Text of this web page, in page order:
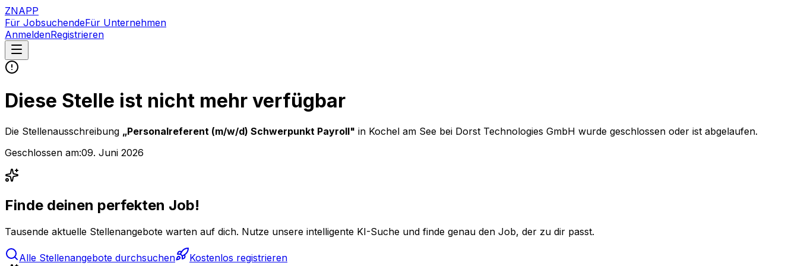
ZNAPP
Für JobsuchendeFür Unternehmen
AnmeldenRegistrieren
Diese Stelle ist nicht mehr verfügbar
Die Stellenausschreibung „Personalreferent (m/w/d) Schwerpunkt Payroll" in Kochel am See bei Dorst Technologies GmbH wurde geschlossen oder ist abgelaufen.
Geschlossen am:09. Juni 2026
Finde deinen perfekten Job!
Tausende aktuelle Stellenangebote warten auf dich. Nutze unsere intelligente KI-Suche und finde genau den Job, der zu dir passt.
Alle Stellenangebote durchsuchen Kostenlos registrieren